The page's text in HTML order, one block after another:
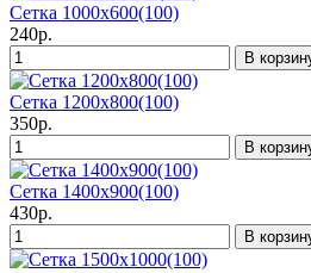
Сетка 1000х600(100)
240р.
В
Сетка 1200х800(100)
350р.
В
Сетка 1400х900(100)
430р.
В